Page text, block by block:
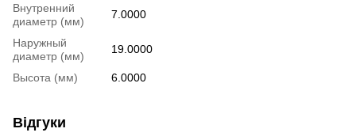
Внутренний
диаметр (мм)
7.0000
Наружный
диаметр (мм)
19.0000
Высота (мм) 6.0000
Відгуки